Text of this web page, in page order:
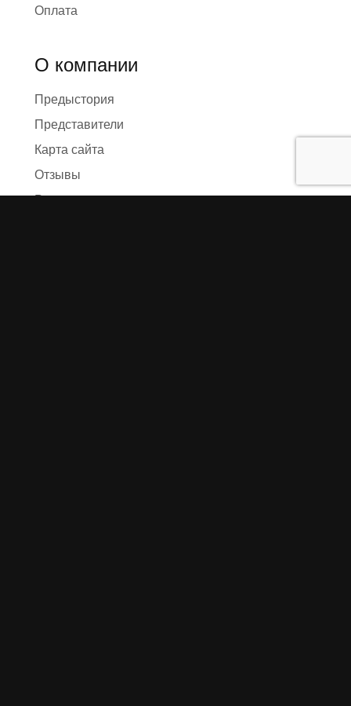
Оплата
О компании
Предыстория
Представители
Карта сайта
Отзывы
Реквизиты